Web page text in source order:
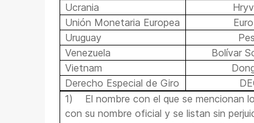
Ucrania
Unión Monetaria Europea
Uruguay
Venezuela
Bolívar
Vietnam
Derecho Especial de Giro
1)
El nombre con el que se mencionan
con su nombre oficial y se listan sin